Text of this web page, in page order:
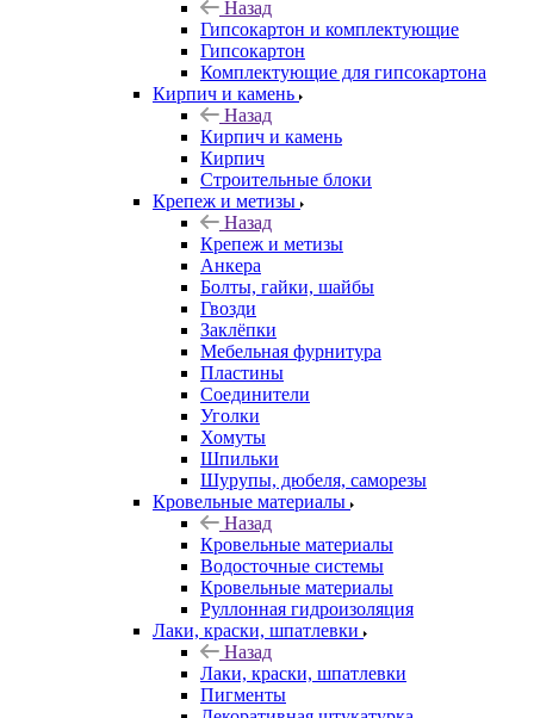
Назад
Гипсокартон и комплектующие
Гипсокартон
Комплектующие для гипсокартона
Кирпич и камень
Назад
Кирпич и камень
Кирпич
Строительные блоки
Крепеж и метизы
Назад
Крепеж и метизы
Анкера
Болты, гайки, шайбы
Гвозди
Заклёпки
Мебельная фурнитура
Пластины
Соединители
Уголки
Хомуты
Шпильки
Шурупы, дюбеля, саморезы
Кровельные материалы
Назад
Кровельные материалы
Водосточные системы
Кровельные материалы
Руллонная гидроизоляция
Лаки, краски, шпатлевки
Назад
Лаки, краски, шпатлевки
Пигменты